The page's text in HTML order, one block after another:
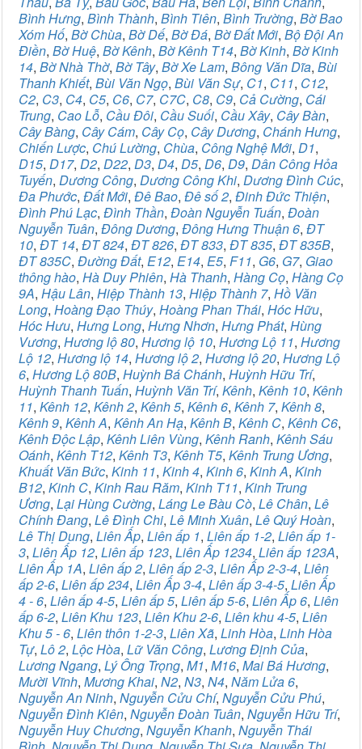
Bình Hưng, Bình Thành, Bình Tiên, Bình Trường, Bờ Bao
Xóm Hố, Bờ Chùa, Bờ Dế, Bờ Đá, Bờ Đất Mới, Bộ Đội An
Điền, Bờ Huệ, Bờ Kênh, Bờ Kênh T14, Bờ Kinh, Bờ Kinh
14, Bờ Nhà Thờ, Bờ Tây, Bờ Xe Lam, Bông Văn Dĩa, Bùi
Thanh Khiết, Bùi Văn Ngọ, Bùi Văn Sự, C1, C11, C12,
C2, C3, C4, C5, C6, C7, C7C, C8, C9, Cả Cường, Cái
Trung, Cao Lỗ, Cầu Đôi, Cầu Suối, Cầu Xây, Cây Bàn,
Cây Bàng, Cây Cám, Cây Cọ, Cây Dương, Chánh Hưng,
Chiến Lược, Chú Lường, Chùa, Công Nghệ Mới, D1,
D15, D17, D2, D22, D3, D4, D5, D6, D9, Dân Công Hỏa
Tuyến, Dương Công, Dương Công Khi, Dương Đình Cúc,
Đa Phước, Đất Mới, Đê Bao, Đê số 2, Đinh Đức Thiện,
Đình Phú Lạc, Đình Thần, Đoàn Nguyễn Tuấn, Đoàn
Nguyễn Tuân, Đông Dương, Đông Hưng Thuận 6, ĐT
10, ĐT 14, ĐT 824, ĐT 826, ĐT 833, ĐT 835, ĐT 835B,
ĐT 835C, Đường Đất, E12, E14, E5, F11, G6, G7, Giao
thông hào, Hà Duy Phiên, Hà Thanh, Hàng Cọ, Hàng Cọ
9A, Hậu Lân, Hiệp Thành 13, Hiệp Thành 7, Hồ Văn
Long, Hoàng Đạo Thúy, Hoàng Phan Thái, Hóc Hữu,
Hóc Hưu, Hưng Long, Hưng Nhơn, Hưng Phát, Hùng
Vương, Hương lộ 80, Hương lộ 10, Hương Lộ 11, Hương
Lộ 12, Hương lộ 14, Hương lộ 2, Hương lộ 20, Hương Lộ
6, Hương Lộ 80B, Huỳnh Bá Chánh, Huỳnh Hữu Trí,
Huỳnh Thanh Tuấn, Huỳnh Văn Trí, Kênh, Kênh 10, Kênh
11, Kênh 12, Kênh 2, Kênh 5, Kênh 6, Kênh 7, Kênh 8,
Kênh 9, Kênh A, Kênh An Hạ, Kênh B, Kênh C, Kênh C6,
Kênh Độc Lập, Kênh Liên Vùng, Kênh Ranh, Kênh Sáu
Oánh, Kênh T12, Kênh T3, Kênh T5, Kênh Trung Ương,
Khuất Văn Bức, Kinh 11, Kinh 4, Kinh 6, Kinh A, Kinh
B12, Kinh C, Kinh Rau Răm, Kinh T11, Kinh Trung
Ương, Lại Hùng Cường, Láng Le Bàu Cò, Lê Chân, Lê
Chính Đang, Lê Đình Chi, Lê Minh Xuân, Lê Quý Hoàn,
Lê Thị Dung, Liên Ấp, Liên ấp 1, Liên ấp 1-2, Liên ấp 1-
3, Liên Ấp 12, Liên ấp 123, Liên Ấp 1234, Liên ấp 123A,
Liên Ấp 1A, Liên ấp 2, Liên ấp 2-3, Liên Ấp 2-3-4, Liên
ấp 2-6, Liên ấp 234, Liên Ấp 3-4, Liên ấp 3-4-5, Liên Ấp
4 - 6, Liên ấp 4-5, Liên ấp 5, Liên ấp 5-6, Liên Ấp 6, Liên
ấp 6-2, Liên Khu 123, Liên Khu 2-6, Liên khu 4-5, Liên
Khu 5 - 6, Liên thôn 1-2-3, Liên Xã, Linh Hòa, Linh Hòa
Tự, Lô 2, Lộc Hòa, Lữ Văn Công, Lương Định Của,
Lương Ngang, Lý Ông Trọng, M1, M16, Mai Bá Hương,
Mười Vĩnh, Mương Khai, N2, N3, N4, Năm Lửa 6,
Nguyễn An Ninh, Nguyễn Cửu Chí, Nguyễn Cửu Phú,
Nguyễn Đình Kiên, Nguyễn Đoàn Tuân, Nguyễn Hữu Trí,
Nguyễn Huy Chương, Nguyễn Khanh, Nguyễn Thái